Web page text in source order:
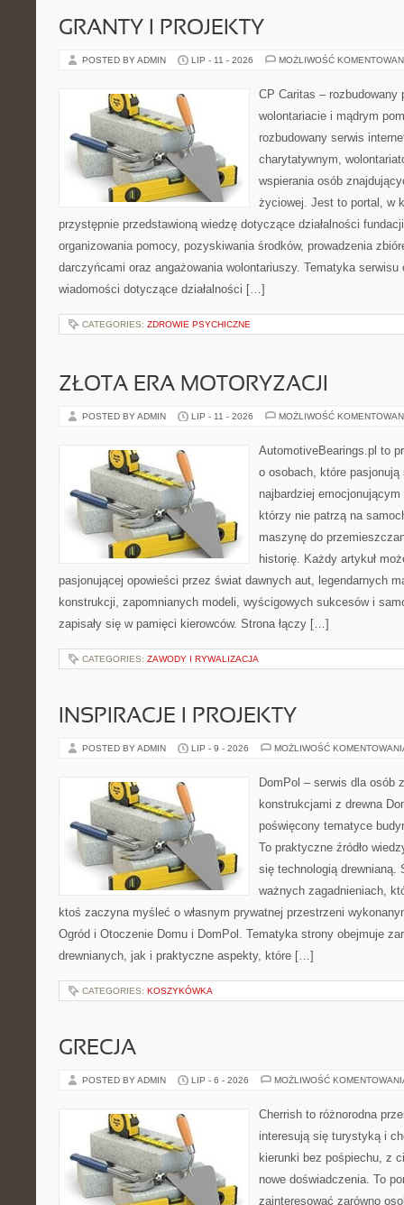
GRANTY I PROJEKTY
POSTED BY ADMIN LIP - 11 - 2026 MOŻLIWOŚĆ
CP Caritas – rozbudowany
wolontariacie i mądrym
rozbudowany serwis
charytatywnym,
wspierania osób
życiowej. Jest to portal, w
przystępnie przedstawioną wiedzę dotyczące działalności
organizowania pomocy, pozyskiwania środków, prowadzenia
darczyńcami oraz angażowania wolontariuszy. Tematyka
wiadomości dotyczące działalności […]
CATEGORIES: ZDROWIE PSYCHICZNE
ZŁOTA ERA MOTORYZACJI
POSTED BY ADMIN LIP - 11 - 2026 MOŻLIWOŚĆ
AutomotiveBearings.pl to
o osobach, które
najbardziej
którzy nie patrzą na
maszynę do
historię. Każdy artykuł
pasjonującej opowieści przez świat dawnych aut, legendarnych
konstrukcji, zapomnianych modeli, wyścigowych sukcesów i
zapisały się w pamięci kierowców. Strona łączy […]
CATEGORIES: ZAWODY I RYWALIZACJA
INSPIRACJE I PROJEKTY
POSTED BY ADMIN LIP - 9 - 2026 MOŻLIWOŚĆ
DomPol – serwis dla osób
konstrukcjami z drewna
poświęcony tematyce
To praktyczne źródło
się technologią drewnianą.
ważnych zagadnieniach,
ktoś zaczyna myśleć o własnym prywatnej przestrzeni
Ogród i Otoczenie Domu i DomPol. Tematyka strony obejmuje
drewnianych, jak i praktyczne aspekty, które […]
CATEGORIES: KOSZYKÓWKA
GRECJA
POSTED BY ADMIN LIP - 6 - 2026 MOŻLIWOŚĆ
Cherrish to różnorodna
interesują się turystyką i
kierunki bez pośpiechu, z
nowe doświadczenia. To
zainteresować zarówno